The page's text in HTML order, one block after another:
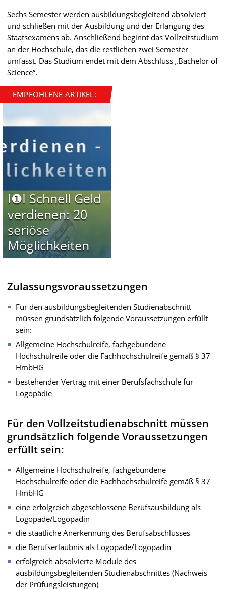
Sechs Semester werden ausbildungsbegleitend absolviert
und schließen mit der Ausbildung und der Erlangung des
Staatsexamens ab. Anschließend beginnt das Vollzeitstudium
an der Hochschule, das die restlichen zwei Semester
umfasst. Das Studium endet mit dem Abschluss „Bachelor of
Science“.
EMPFOHLENE ARTIKEL:
I❶I Schnell Geld
verdienen: 20
seriöse
Möglichkeiten
Zulassungsvoraussetzungen
Für den ausbildungsbegleitenden Studienabschnitt
müssen grundsätzlich folgende Voraussetzungen erfüllt
sein:
Allgemeine Hochschulreife, fachgebundene
Hochschulreife oder die Fachhochschulreife gemäß § 37
HmbHG
bestehender Vertrag mit einer Berufsfachschule für
Logopädie
Für den Vollzeitstudienabschnitt müssen
grundsätzlich folgende Voraussetzungen
erfüllt sein:
Allgemeine Hochschulreife, fachgebundene
Hochschulreife oder die Fachhochschulreife gemäß § 37
HmbHG
eine erfolgreich abgeschlossene Berufsausbildung als
Logopäde/Logopädin
die staatliche Anerkennung des Berufsabschlusses
die Berufserlaubnis als Logopäde/Logopädin
erfolgreich absolvierte Module des
ausbildungsbegleitenden Studienabschnittes (Nachweis
der Prüfungsleistungen)